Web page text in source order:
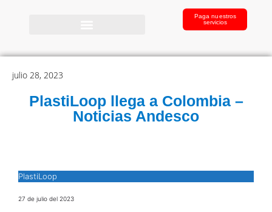
Paga nuestros
servicios
julio 28, 2023
PlastiLoop llega a Colombia –
Noticias Andesco
PlastiLoop
27 de julio del 2023